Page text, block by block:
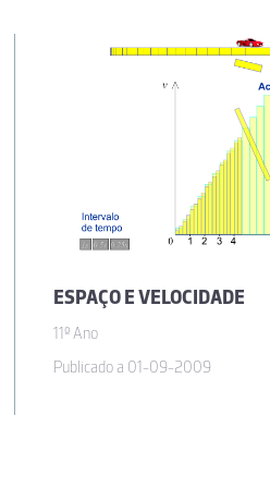
ESPAÇO E VELOCIDADE
11º Ano
Publicado a 01-09-2009